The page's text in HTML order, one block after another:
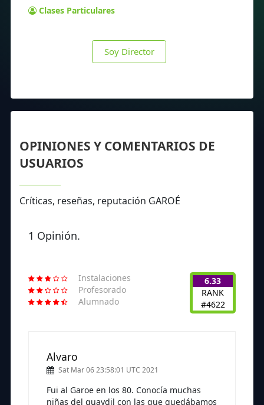
Clases Particulares
Soy Director
OPINIONES Y COMENTARIOS DE
USUARIOS
Críticas, reseñas, reputación GAROÉ
1 Opinión.
Instalaciones
Profesorado
Alumnado
6.33
RANK
#4622
Alvaro
Sat Mar 06 23:58:01 UTC 2021
Fui al Garoe en los 80. Conocía muchas
niñas del guaydil con las que quedábamos